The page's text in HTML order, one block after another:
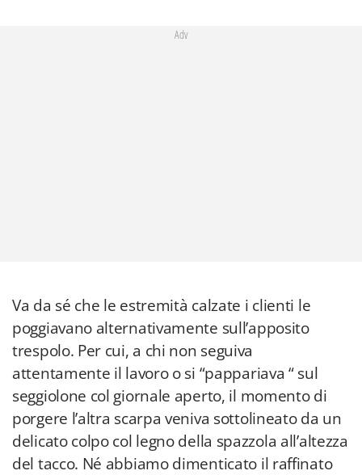
Adv
Va da sé che le estremità calzate i clienti le
poggiavano alternativamente sull’apposito
trespolo. Per cui, a chi non seguiva
attentamente il lavoro o si “pappariava “ sul
seggiolone col giornale aperto, il momento di
porgere l’altra scarpa veniva sottolineato da un
delicato colpo col legno della spazzola all’altezza
del tacco. Né abbiamo dimenticato il raffinato